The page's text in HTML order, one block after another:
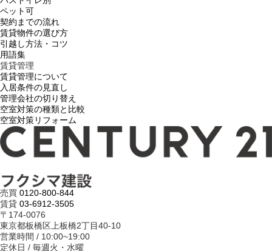
ペット可
契約までの流れ
賃貸物件の選び方
引越し方法・コツ
用語集
賃貸管理
賃貸管理について
入居条件の見直し
管理会社の切り替え
空室対策の種類と比較
空室対策リフォーム
売買 0120-800-844
賃貸 03-6912-3505
〒174-0076
東京都板橋区上板橋2丁目40-10
営業時間 / 10:00~19:00
定休日 / 毎週火・水曜